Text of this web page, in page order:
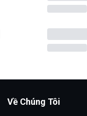
Về Chúng Tôi